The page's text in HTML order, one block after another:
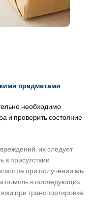
предметами
необходимо
и проверить состояние
их следует
в присутствии
при получении мы
помочь в последующих
при транспортировке.